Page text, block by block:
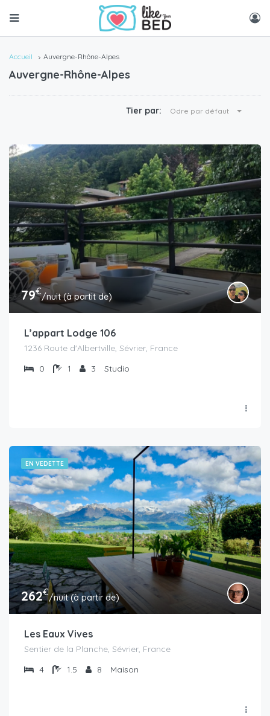
Accueil Auvergne-Rhône-Alpes
Auvergne-Rhône-Alpes
Tier par: Odre par défaut
79€/nuit (à partit de)
L’appart Lodge 106
1236 Route d'Albertville, Sévrier, France
0
1 3 Studio
EN VEDETTE
262€/nuit (à partir de)
Les Eaux Vives
Sentier de la Planche, Sévrier, France
4
1.5 8 Maison